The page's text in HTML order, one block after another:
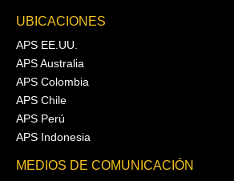
UBICACIONES
APS EE.UU.
APS Australia
APS Colombia
APS Chile
APS Perú
APS Indonesia
MEDIOS DE COMUNICACIÓN